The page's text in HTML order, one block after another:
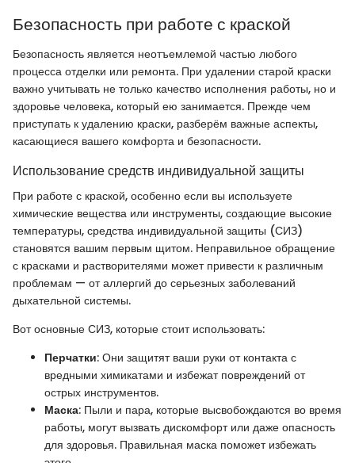
Безопасность при работе с краской
Безопасность является неотъемлемой частью любого
процесса отделки или ремонта. При удалении старой краски
важно учитывать не только качество исполнения работы, но и
здоровье человека, который ею занимается. Прежде чем
приступать к удалению краски, разберём важные аспекты,
касающиеся вашего комфорта и безопасности.
Использование средств индивидуальной защиты
При работе с краской, особенно если вы используете
химические вещества или инструменты, создающие высокие
температуры, средства индивидуальной защиты (СИЗ)
становятся вашим первым щитом. Неправильное обращение
с красками и растворителями может привести к различным
проблемам — от аллергий до серьезных заболеваний
дыхательной системы.
Вот основные СИЗ, которые стоит использовать:
Перчатки: Они защитят ваши руки от контакта с
вредными химикатами и избежат повреждений от
острых инструментов.
Маска: Пыли и пара, которые высвобождаются во время
работы, могут вызвать дискомфорт или даже опасность
для здоровья. Правильная маска поможет избежать